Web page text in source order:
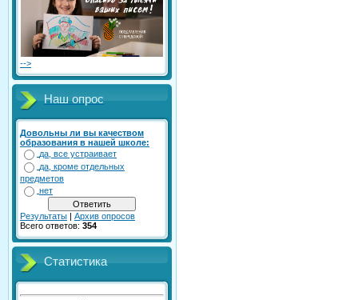
-->
Наш опрос
Довольны ли вы качеством
образования в нашей школе:
да, все устраивает
да, кроме отдельных
предметов
нет
Результаты | Архив опросов
Всего ответов: 354
Статистика